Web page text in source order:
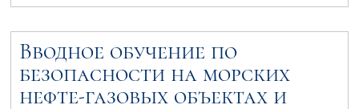
Вводное обучение по
безопасности на морcких
нефте-газовых объектах и